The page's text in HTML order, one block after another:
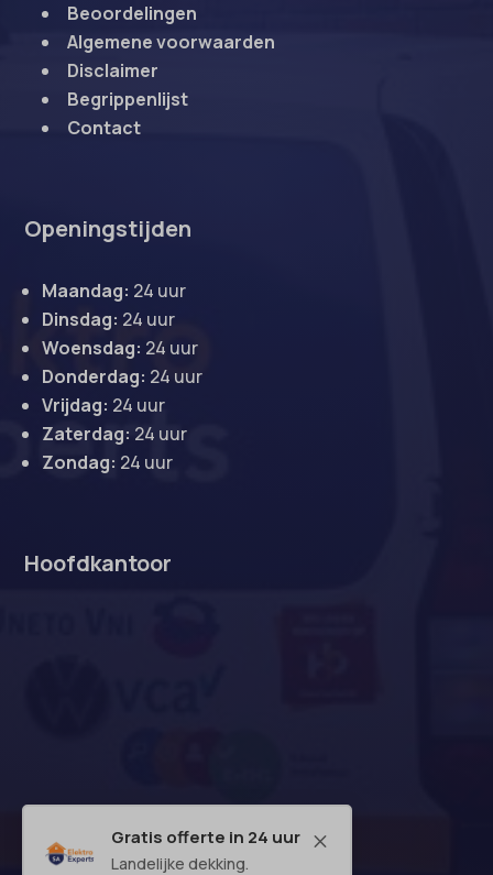
M
Gratis offerte in 24 uur
Landelijke dekking.
Beoordelingen
Algemene voorwaarden
Disclaimer
Begrippenlijst
Contact
Openingstijden
Maandag: 24 uur
Dinsdag: 24 uur
Woensdag: 24 uur
Donderdag: 24 uur
Vrijdag: 24 uur
Zaterdag: 24 uur
Zondag: 24 uur
Hoofdkantoor